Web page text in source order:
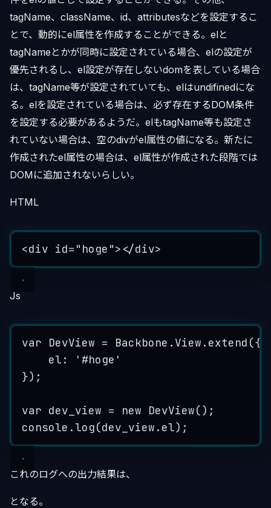
tagName、className、id、attributesなどを設定するこ
とで、動的にel属性を作成することができる。elと
tagNameとかが同時に設定されている場合、elの設定が
優先されるし、el設定が存在しないdomを表している場合
は、tagName等が設定されていても、elはundifinedにな
る。elを設定されている場合は、必ず存在するDOM条件
を設定する必要があるようだ。elもtagName等も設定さ
れていない場合は、空のdivがel属性の値になる。新たに
作成されたel属性の場合は、el属性が作成された段階では
DOMに追加されないらしい。
HTML
<div id= " hoge "></div>
Js
var DevView = Backbone . View . extend ({
el : ' #hoge '
});
var dev_view = new DevView();
console .log(dev_view . el);
これのログへの出力結果は、
となる。